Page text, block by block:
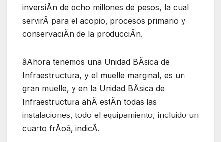
inversiÃn de ocho millones de pesos, la cual
servirÃ para el acopio, procesos primario y
conservaciÃn de la producciÃn.
âAhora tenemos una Unidad BÃsica de
Infraestructura, y el muelle marginal, es un
gran muelle, y en la Unidad BÃsica de
Infraestructura ahÃ estÃn todas las
instalaciones, todo el equipamiento, incluido un
cuarto frÃoâ, indicÃ.